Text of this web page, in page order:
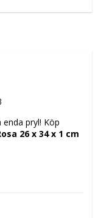
26 x 34 x 1 cm